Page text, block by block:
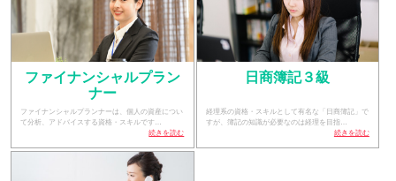
ファイナンシャルプラン
ナー
ファイナンシャルプランナーは、個人の資産につい
て分析、アドバイスする資格・スキルです…
続きを読む
日商簿記３級
経理系の資格・スキルとして有名な「日商簿記」で
すが、簿記の知識が必要なのは経理を目指…
続きを読む